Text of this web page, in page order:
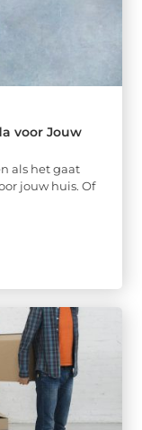
voor Jouw
als het gaat
jouw huis. Of